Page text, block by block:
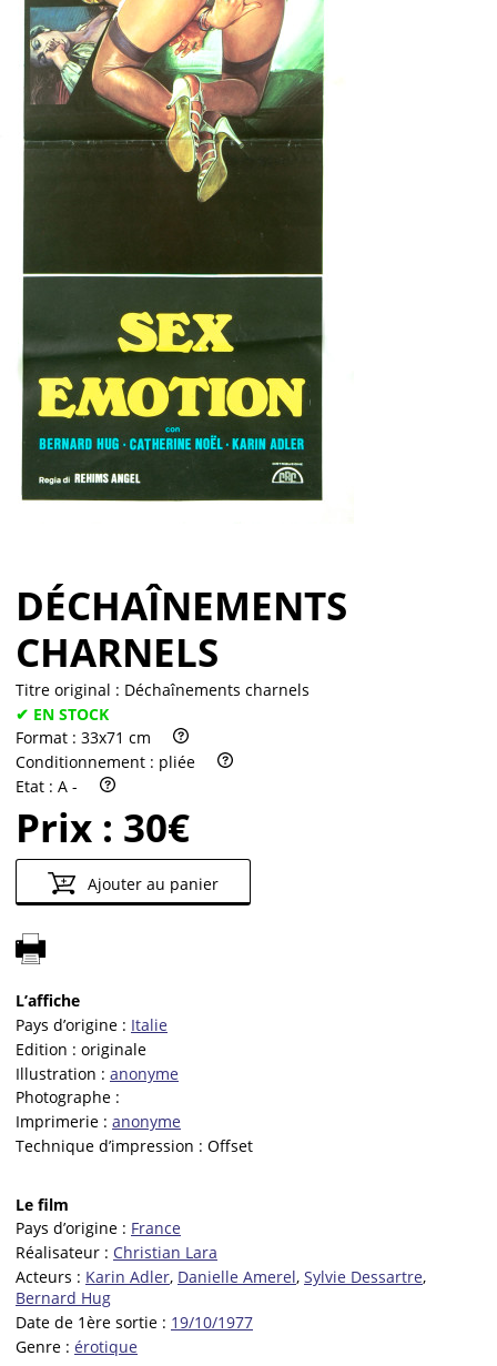
Vendre
DÉCHAÎNEMENTS
CHARNELS
Titre original : Déchaînements charnels
✔ EN STOCK
Format : 33x71 cm
Conditionnement : pliée
Etat : A -
Prix : 30€
Ajouter au panier
L’affiche
Pays d’origine : Italie
Edition : originale
Illustration : anonyme
Photographe :
Imprimerie : anonyme
Technique d’impression : Offset
Le film
Pays d’origine : France
Réalisateur : Christian Lara
Acteurs : Karin Adler, Danielle Amerel, Sylvie Dessartre,
Bernard Hug
Date de 1ère sortie : 19/10/1977
Genre : érotique